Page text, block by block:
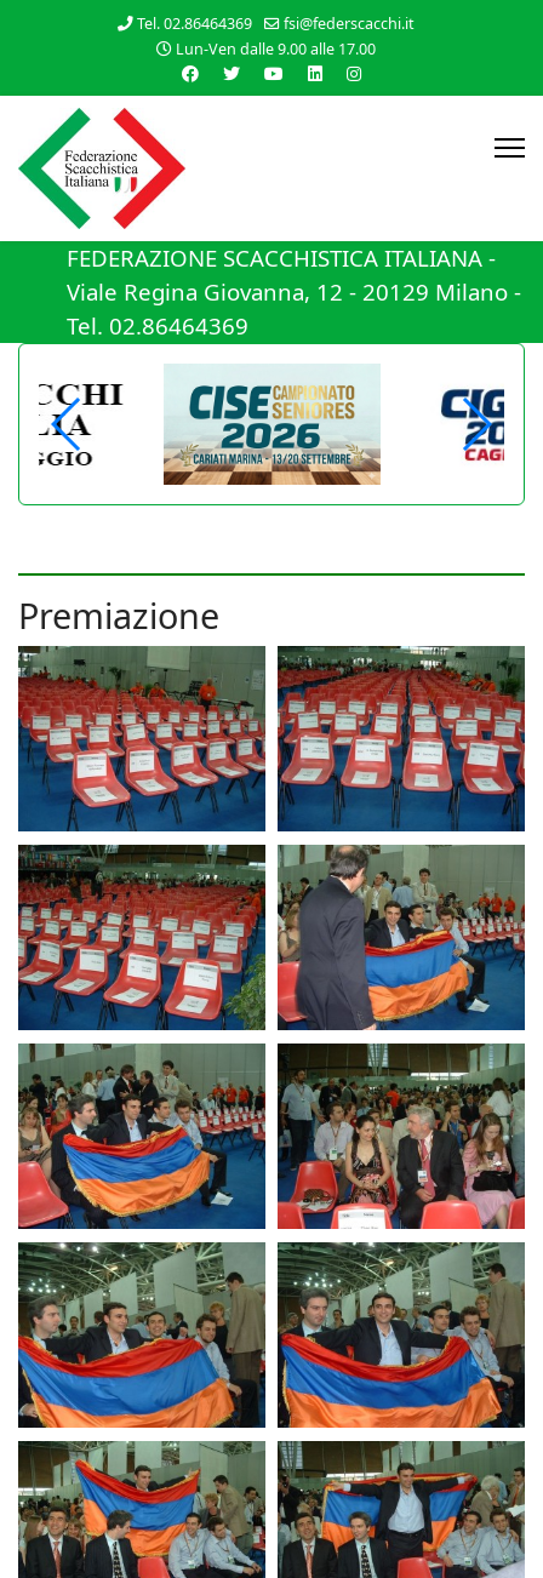
Tel. 02.86464369
fsi@federscacchi.it
Lun-Ven dalle 9.00 alle 17.00
FEDERAZIONE SCACCHISTICA ITALIANA -
Viale Regina Giovanna, 12 - 20129 Milano -
Tel. 02.86464369
Premiazione